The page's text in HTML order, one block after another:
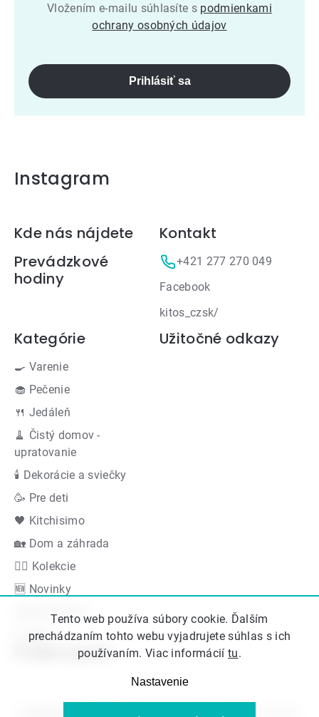
Tento web používa súbory cookie. Ďalším
prechádzaním tohto webu vyjadrujete súhlas s ich
používaním. Viac informácií tu.
Nastavenie
Vložením e-mailu súhlasíte s podmienkami
ochrany osobných údajov
Prihlásiť sa
Instagram
Zápätie
Kde nás nájdete
Prevádzkové
hodiny
Kontakt
+421 277 270 049
Facebook
kitos_czsk/
Kategórie
🍳 Varenie
🧁 Pečenie
🍴 Jedáleň
🧹 Čistý domov -
upratovanie
🕯 Dekorácie a sviečky
🥳 Pre deti
🖤 Kitchisimo
🏡 Dom a záhrada
👍🏻 Kolekcie
🆕 Novinky
Akčná ponuka
Značky
Užitočné odkazy
Podporujeme